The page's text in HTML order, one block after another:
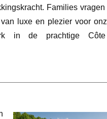
Families
luxe en plezier voor
in de prachtige